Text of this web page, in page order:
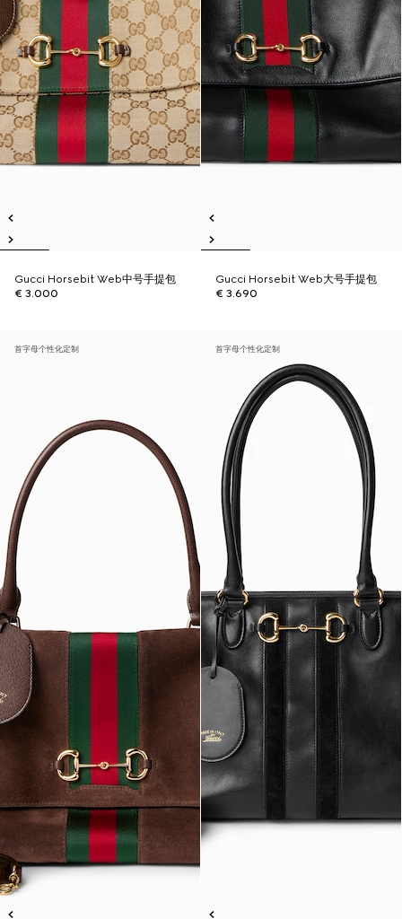
Gucci Horsebit Web中号手提包
€ 3.000
Gucci Horsebit Web大号手提包
€ 3.690
首字母个性化定制 首字母个性化定制